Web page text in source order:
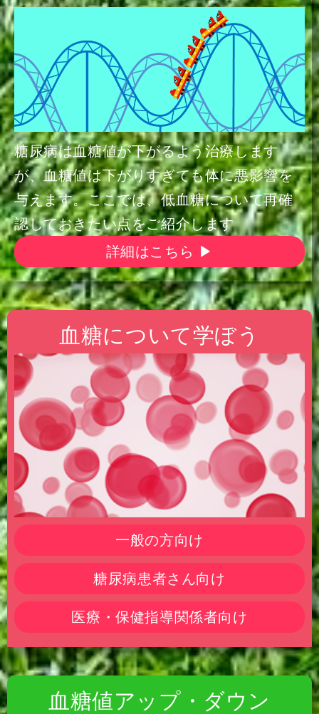
糖尿病は血糖値が下がるよう治療します
が、血糖値は下がりすぎても体に悪影響を
与えます。ここでは、低血糖について再確
認しておきたい点をご紹介します
詳細はこちら ▶
血糖について学ぼう
一般の方向け
糖尿病患者さん向け
医療・保健指導関係者向け
血糖値アップ・ダウン